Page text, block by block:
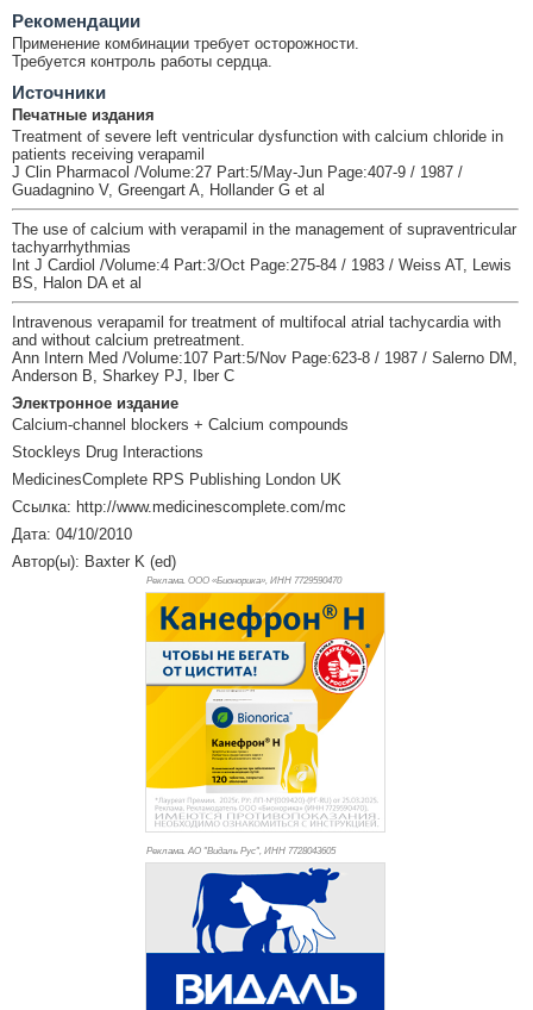
Рекомендации
Применение комбинации требует осторожности.
Требуется контроль работы сердца.
Источники
Печатные издания
Treatment of severe left ventricular dysfunction with calcium chloride in
patients receiving verapamil
J Clin Pharmacol /Volume:27 Part:5/May-Jun Page:407-9 / 1987 /
Guadagnino V, Greengart A, Hollander G et al
The use of calcium with verapamil in the management of supraventricular
tachyarrhythmias
Int J Cardiol /Volume:4 Part:3/Oct Page:275-84 / 1983 / Weiss AT, Lewis
BS, Halon DA et al
Intravenous verapamil for treatment of multifocal atrial tachycardia with
and without calcium pretreatment.
Ann Intern Med /Volume:107 Part:5/Nov Page:623-8 / 1987 / Salerno DM,
Anderson B, Sharkey PJ, Iber C
Электронное издание
Calcium-channel blockers + Calcium compounds
Stockleys Drug Interactions
MedicinesComplete RPS Publishing London UK
Ссылка: http://www.medicinescomplete.com/mc
Дата: 04/10/2010
Автор(ы): Baxter K (ed)
Реклама. ООО «Бионорика», ИНН 7729590470
Реклама. АО "Видаль Рус", ИНН 7728043605